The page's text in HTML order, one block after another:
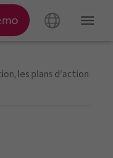
les plans d’action